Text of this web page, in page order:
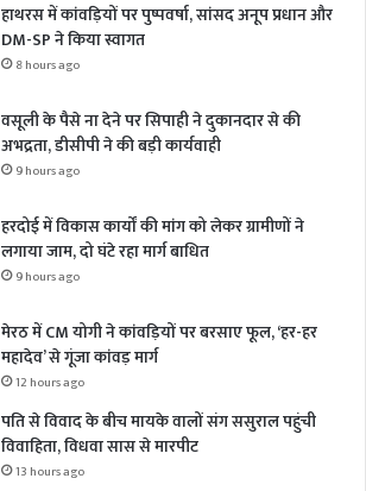
हाथरस में कांवड़ियों पर पुष्पवर्षा, सांसद अनूप प्रधान और
DM-SP ने किया स्वागत
8 hours ago
वसूली के पैसे ना देने पर सिपाही ने दुकानदार से की
अभद्रता, डीसीपी ने की बड़ी कार्यवाही
9 hours ago
हरदोई में विकास कार्यों की मांग को लेकर ग्रामीणों ने
लगाया जाम, दो घंटे रहा मार्ग बाधित
9 hours ago
मेरठ में CM योगी ने कांवड़ियों पर बरसाए फूल, ‘हर-हर
महादेव’ से गूंजा कांवड़ मार्ग
12 hours ago
पति से विवाद के बीच मायके वालों संग ससुराल पहुंची
विवाहिता, विधवा सास से मारपीट
13 hours ago